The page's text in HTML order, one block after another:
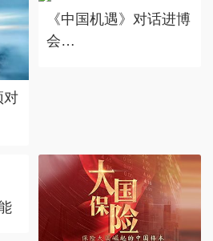
对
《中国机遇》对话进博
会